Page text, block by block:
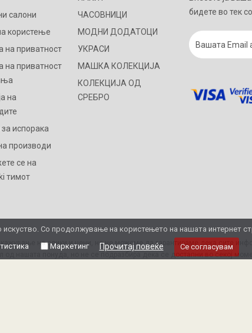
Со продолжување на користењето на нашата интернет
Маркетинг Прочитај повеќе Се согласувам
салони
користење
на приватност
на приватност
на
испорака
производи
се на
тимот
ЧАСОВНИЦИ
МОДНИ ДОДАТОЦИ
УКРАСИ
МАШКА КОЛЕКЦИЈА
КОЛЕКЦИЈА ОД
СРЕБРО
бидете во тек
на слики и цени, но не можеме да гарантираме дека сите
од нашата понуда, но не се подразбира дека се достапни во секој